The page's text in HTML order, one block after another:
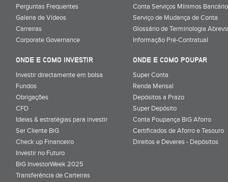
Perguntas Frequentes
Galeria de Vídeos
Carreiras
Corporate Governance
Conta Serviços Mínimos
Serviço de Mudança de Conta
Glossário de Terminologia
Informação Pré-Contratual
ONDE E COMO INVESTIR
Investir directamente em bolsa
Fundos
Obrigações
CFD
Ideias & estratégias para investir
Ser Cliente BiG
Check up Financeiro
Investir no Futuro
BiG InvestorWeek 2025;
Transferência de Carteiras;
ONDE E COMO POUPAR
Super Conta
Renda Mensal
Depósitos a Prazo
Super Depósito
Conta Poupança BiG Aforro
Certificados de Aforro e Tesouro
Direitos e Deveres - Depósitos